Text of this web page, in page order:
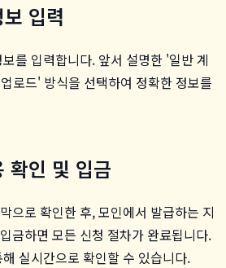
입력
를 입력합니다. 앞서 설명한 '일반 계
로드' 방식을 선택하여 정확한 정보를
확인 및 입금
으로 확인한 후, 모인에서 발급하는 지
금하면 모든 신청 절차가 완료됩니다.
실시간으로 확인할 수 있습니다.